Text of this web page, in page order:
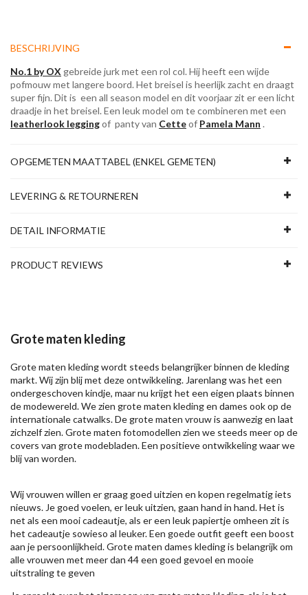
BESCHRIJVING
No.1 by OX gebreide jurk met een rol col. Hij heeft een wijde
pofmouw met langere boord. Het breisel is heerlijk zacht en draagt
super fijn. Dit is een all season model en dit voorjaar zit er een licht
draadje in het breisel. Een leuk model om te combineren met een
leatherlook leggingof panty van Cetteof Pamela Mann .
OPGEMETEN MAATTABEL (ENKEL GEMETEN)
LEVERING & RETOURNEREN
DETAIL INFORMATIE
PRODUCT REVIEWS
Grote maten kleding
Grote maten kleding wordt steeds belangrijker binnen de kleding
markt. Wij zijn blij met deze ontwikkeling. Jarenlang was het een
ondergeschoven kindje, maar nu krijgt het een eigen plaats binnen
de modewereld. We zien grote maten kleding en dames ook op de
internationale catwalks. De grote maten vrouw is aanwezig en laat
zichzelf zien. Grote maten fotomodellen zien we steeds meer op de
covers van grote modebladen. Een positieve ontwikkeling waar we
blij van worden.
Wij vrouwen willen er graag goed uitzien en kopen regelmatig iets
nieuws. Je goed voelen, er leuk uitzien, gaan hand in hand. Het is
net als een mooi cadeautje, als er een leuk papiertje omheen zit is
het cadeautje sowieso al leuker. Een goede outfit geeft een boost
aan je persoonlijkheid. Grote maten dames kleding is belangrijk om
alle vrouwen met meer dan 44 een goed gevoel en mooie
uitstraling te geven